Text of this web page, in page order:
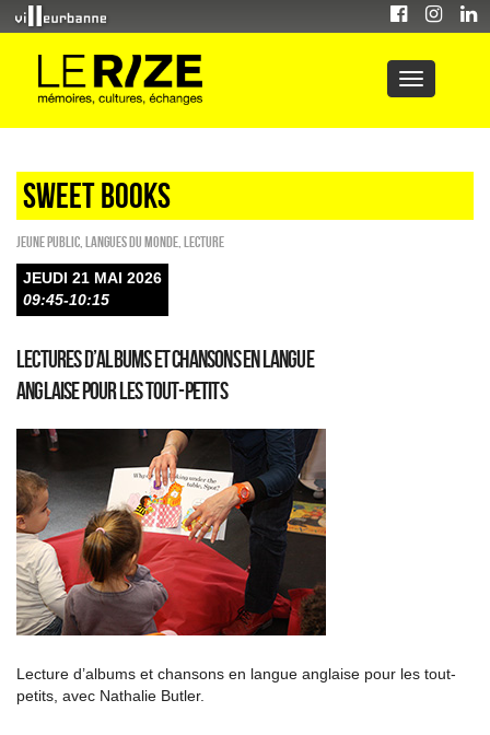
sweet books
Jeune public Langues du monde Lecture
JEUDI 21 MAI 2026
09:45-10:15
Lectures d’albums et chansons en langue
anglaise pour les tout-petits
Lecture d’albums et chansons en langue anglaise pour les tout-
petits, avec Nathalie Butler.